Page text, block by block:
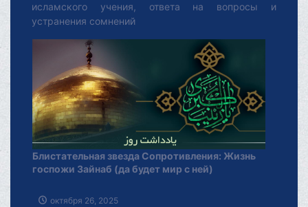
исламского учения, ответа на вопросы и
устранения сомнений
Блистательная звезда Сопротивления: Жизнь
госпожи Зайнаб (да будет мир с ней)
октября 26, 2025